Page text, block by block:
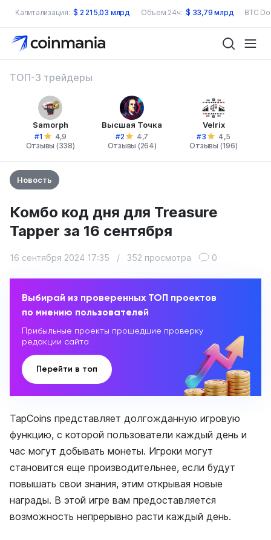
Капитализация: $ 2 215,03 млрд Объем 24ч: $ 33,79 млрд BTC
ТОП-3 трейдеры
Samorph
#1
4,9
Отзывы (338)
Высшая Точка
#2
4,7
Отзывы (264)
Velrix
#3
4,5
Отзывы (196)
Новость
Комбо код дня для Treasure
Tapper за 16 сентября
16 сентября 2024 17:35 / 352 просмотра 0
Выбирай из проверенных ТОП проектов
по мнению пользователей
Прибыльные проекты прошедшие проверку
редакции сайта
Перейти в топ
TapCoins представляет долгожданную игровую
функцию, с которой пользователи каждый день и
час могут добывать монеты. Игроки могут
становится еще производительнее, если будут
повышать свои знания, этим открывая новые
награды. В этой игре вам предоставляется
возможность непрерывно расти каждый день.